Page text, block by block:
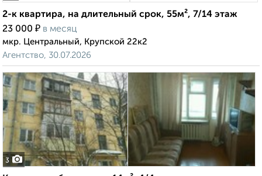
2-к квартира, на длительный срок, 55м², 7/14 этаж
23 000 ₽ в месяц
мкр. Центральный, Крупской 22к2
Агентство, 30.07.2026
3